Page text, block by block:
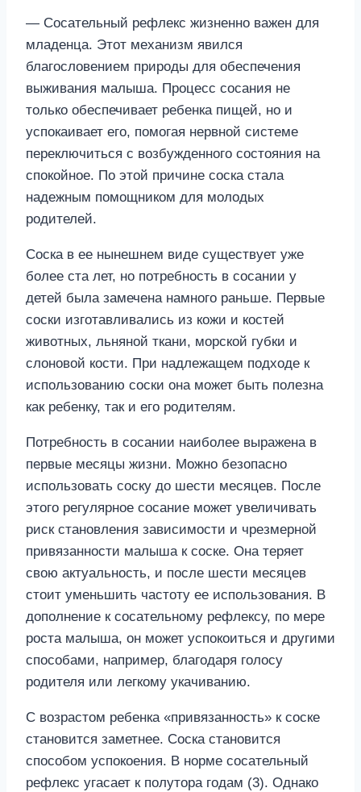
— Сосательный рефлекс жизненно важен для
младенца. Этот механизм явился
благословением природы для обеспечения
выживания малыша. Процесс сосания не
только обеспечивает ребенка пищей, но и
успокаивает его, помогая нервной системе
переключиться с возбужденного состояния на
спокойное. По этой причине соска стала
надежным помощником для молодых
родителей.
Соска в ее нынешнем виде существует уже
более ста лет, но потребность в сосании у
детей была замечена намного раньше. Первые
соски изготавливались из кожи и костей
животных, льняной ткани, морской губки и
слоновой кости. При надлежащем подходе к
использованию соски она может быть полезна
как ребенку, так и его родителям.
Потребность в сосании наиболее выражена в
первые месяцы жизни. Можно безопасно
использовать соску до шести месяцев. После
этого регулярное сосание может увеличивать
риск становления зависимости и чрезмерной
привязанности малыша к соске. Она теряет
свою актуальность, и после шести месяцев
стоит уменьшить частоту ее использования. В
дополнение к сосательному рефлексу, по мере
роста малыша, он может успокоиться и другими
способами, например, благодаря голосу
родителя или легкому укачиванию.
С возрастом ребенка «привязанность» к соске
становится заметнее. Соска становится
способом успокоения. В норме сосательный
рефлекс угасает к полутора годам (3). Однако